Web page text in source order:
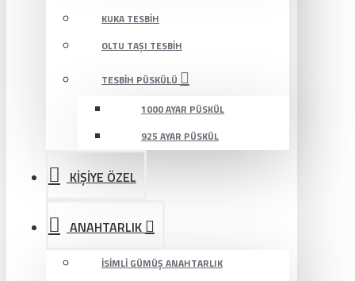
KUKA TESBIH
OLTU TAŞI TESBIH
TESBIH PÜSKÜLÜ
1000 AYAR PÜSKÜL
925 AYAR PÜSKÜL
KİŞİYE ÖZEL
ANAHTARLIK
İSIMLI GÜMÜŞ ANAHTARLIK